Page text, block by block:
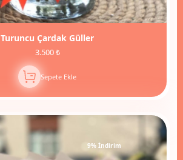
Turuncu Çardak Güller
3.500 ₺
Sepete Ekle
9% İndirim